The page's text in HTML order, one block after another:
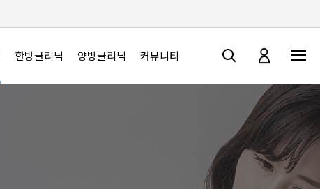
한방클리닉 양방클리닉 커뮤니티